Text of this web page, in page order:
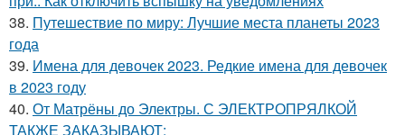
38. Путешествие по миру: Лучшие места планеты 2023
года
39. Имена для девочек 2023. Редкие имена для девочек
в 2023 году
40. От Матрёны до Электры. С ЭЛЕКТРОПРЯЛКОЙ
ТАКЖЕ ЗАКАЗЫВАЮТ: